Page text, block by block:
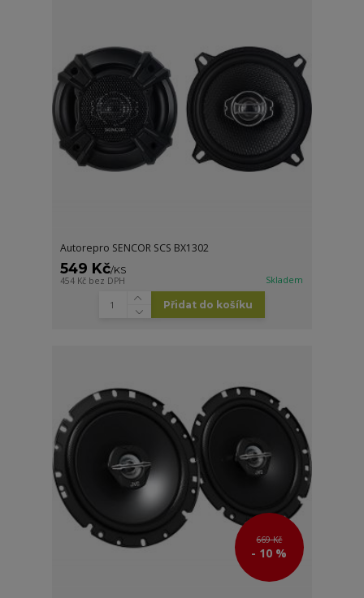
Autorepro SENCOR SCS BX1302
549 Kč/KS
454 Kč bez DPH Skladem
Přidat do košíku
669 Kč
- 10 %